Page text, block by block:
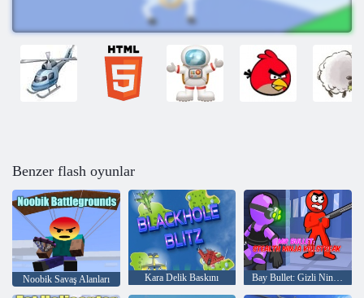
Benzer flash oyunlar
Noobik Savaş Alanları Kara Delik Baskını Bay Bullet: Gizli Ninja Katliamı